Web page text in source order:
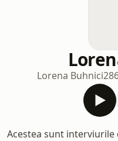
Lorena Buhnici
Acestea sunt interviurile